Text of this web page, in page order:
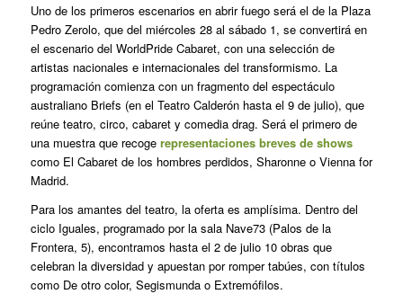
Uno de los primeros escenarios en abrir fuego será el de la Plaza
Pedro Zerolo, que del miércoles 28 al sábado 1, se convertirá en
el escenario del WorldPride Cabaret, con una selección de
artistas nacionales e internacionales del transformismo. La
programación comienza con un fragmento del espectáculo
australiano Briefs (en el Teatro Calderón hasta el 9 de julio), que
reúne teatro, circo, cabaret y comedia drag. Será el primero de
una muestra que recoge representaciones breves de shows
como El Cabaret de los hombres perdidos, Sharonne o Vienna for
Madrid.
Para los amantes del teatro, la oferta es amplísima. Dentro del
ciclo Iguales, programado por la sala Nave73 (Palos de la
Frontera, 5), encontramos hasta el 2 de julio 10 obras que
celebran la diversidad y apuestan por romper tabúes, con títulos
como De otro color, Segismunda o Extremófilos.